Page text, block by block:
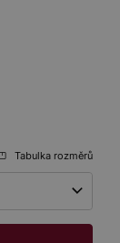
Tabulka rozměrů